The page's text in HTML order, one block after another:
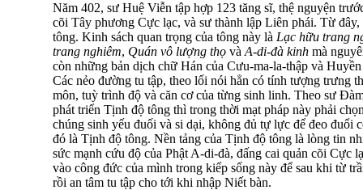
Năm 402, sư Huệ Viễn tập hợp 123 tăng sĩ, thệ nguyện
cõi Tây phương Cực lạc, và sư thành lập Liên phái. Từ
tông. Kinh sách quan trọng của tông này là Lạc hữu trang
trang nghiêm, Quán vô lượng thọ và A-di-đà kinh mà
còn những bản dịch chữ Hán của Cưu-ma-la-thập và
Các nẻo đường tu tập, theo lối nói hẳn có tính tượng trưng
môn, tuỳ trình độ và căn cơ của từng sinh linh. Theo sư
phát triển Tịnh độ tông thì trong thời mạt pháp này phải
chúng sinh yếu đuối và si dại, không đủ tự lực để đeo đuổi
đó là Tịnh độ tông. Nền tảng của Tịnh độ tông là lòng tin
sức mạnh cứu độ của Phật A-di-đà, đấng cai quản cõi Cực
vào công đức của mình trong kiếp sống này để sau khi từ
rồi an tâm tu tập cho tới khi nhập Niết bàn.